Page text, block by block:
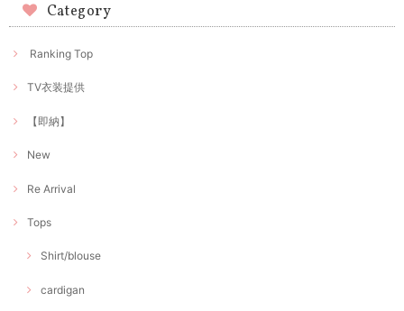
Category
Ranking Top
TV衣装提供
【即納】
New
Re Arrival
Tops
Shirt/blouse
cardigan